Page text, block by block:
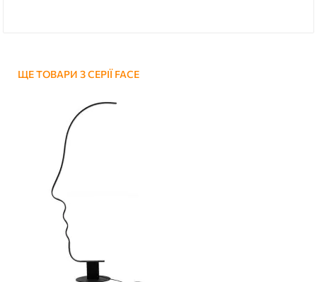
ЩЕ ТОВАРИ З СЕРІЇ FACE